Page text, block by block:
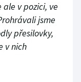
v pozici, ve
jsme
přesilovky,
v nich